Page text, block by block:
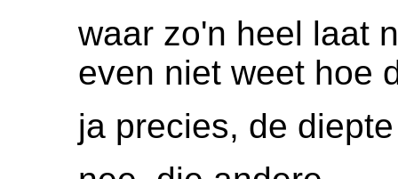
waar zo'n heel laat
even niet weet hoe
ja precies, de diepte